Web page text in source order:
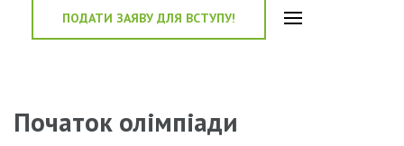
ПОДАТИ ЗАЯВУ ДЛЯ ВСТУПУ!
Початок олімпіади